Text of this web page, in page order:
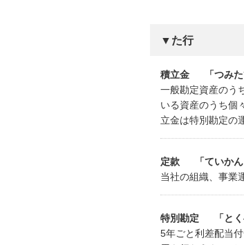
▼た行
積立金
「つみた
一般勘定資産のう
いる資産のうち個
立金は特別勘定の
定款
「ていかん
当社の組織、事業
特別勘定
「と
5年ごと利差配当